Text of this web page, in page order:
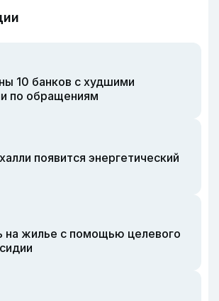
10 банков с худшими
по обращениям
появится энергетический
на жилье с помощью целевого